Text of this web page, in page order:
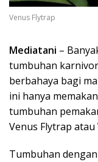
Venus Flytrap
Mediatani –
tumbuhan
berbahaya bagi
ini hanya
tumbuhan
Venus Flytrap
Tumbuhan